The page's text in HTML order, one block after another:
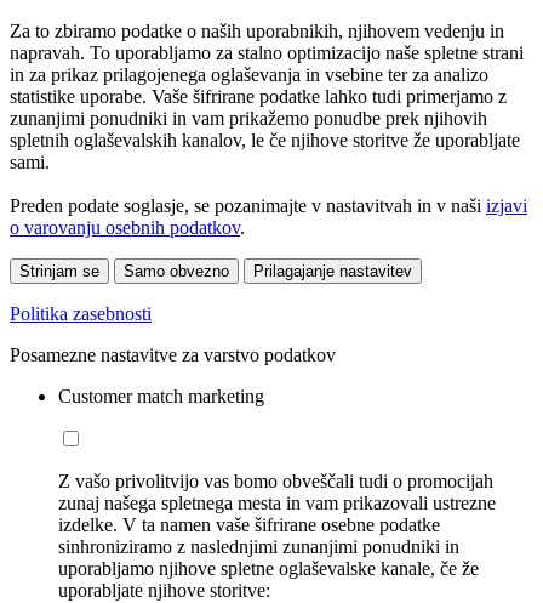
Za to zbiramo podatke o naših uporabnikih, njihovem vedenju in
napravah. To uporabljamo za stalno optimizacijo naše spletne strani
in za prikaz prilagojenega oglaševanja in vsebine ter za analizo
statistike uporabe. Vaše šifrirane podatke lahko tudi primerjamo z
zunanjimi ponudniki in vam prikažemo ponudbe prek njihovih
spletnih oglaševalskih kanalov, le če njihove storitve že uporabljate
sami.
Preden podate soglasje, se pozanimajte v nastavitvah in v naši izjavi
o varovanju osebnih podatkov.
Strinjam se Samo obvezno Prilagajanje nastavitev
Politika zasebnosti
Posamezne nastavitve za varstvo podatkov
Customer match marketing
Z vašo privolitvijo vas bomo obveščali tudi o promocijah
zunaj našega spletnega mesta in vam prikazovali ustrezne
izdelke. V ta namen vaše šifrirane osebne podatke
sinhroniziramo z naslednjimi zunanjimi ponudniki in
uporabljamo njihove spletne oglaševalske kanale, če že
uporabljate njihove storitve: